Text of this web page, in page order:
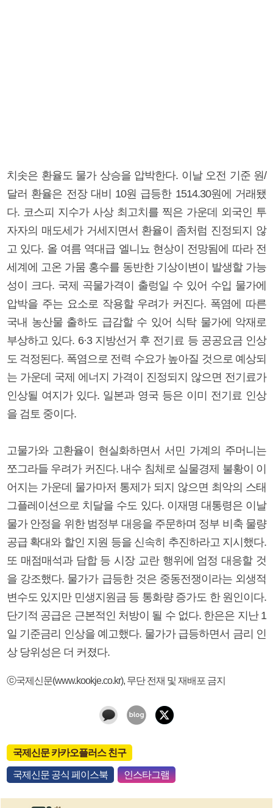
치솟은 환율도 물가 상승을 압박한다. 이날 오전 기준 원/
달러 환율은 전장 대비 10원 급등한 1514.30원에 거래됐
다. 코스피 지수가 사상 최고치를 찍은 가운데 외국인 투
자자의 매도세가 거세지면서 환율이 좀처럼 진정되지 않
고 있다. 올 여름 역대급 엘니뇨 현상이 전망됨에 따라 전
세계에 고온 가뭄 홍수를 동반한 기상이변이 발생할 가능
성이 크다. 국제 곡물가격이 출렁일 수 있어 수입 물가에
압박을 주는 요소로 작용할 우려가 커진다. 폭염에 따른
국내 농산물 출하도 급감할 수 있어 식탁 물가에 악재로
부상하고 있다. 6·3 지방선거 후 전기료 등 공공요금 인상
도 걱정된다. 폭염으로 전력 수요가 높아질 것으로 예상되
는 가운데 국제 에너지 가격이 진정되지 않으면 전기료가
인상될 여지가 있다. 일본과 영국 등은 이미 전기료 인상
을 검토 중이다.
고물가와 고환율이 현실화하면서 서민 가계의 주머니는
쪼그라들 우려가 커진다. 내수 침체로 실물경제 불황이 이
어지는 가운데 물가마저 통제가 되지 않으면 최악의 스태
그플레이션으로 치달을 수도 있다. 이재명 대통령은 이날
물가 안정을 위한 범정부 대응을 주문하며 정부 비축 물량
공급 확대와 할인 지원 등을 신속히 추진하라고 지시했다.
또 매점매석과 담합 등 시장 교란 행위에 엄정 대응할 것
을 강조했다. 물가가 급등한 것은 중동전쟁이라는 외생적
변수도 있지만 민생지원금 등 통화량 증가도 한 원인이다.
단기적 공급은 근본적인 처방이 될 수 없다. 한은은 지난 1
일 기준금리 인상을 예고했다. 물가가 급등하면서 금리 인
상 당위성은 더 커졌다.
ⓒ국제신문(www.kookje.co.kr), 무단 전재 및 재배포 금지
국제신문 카카오플러스 친구
국제신문 공식 페이스북 인스타그램